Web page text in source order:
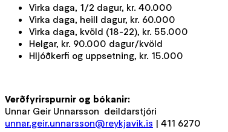
Virka daga, 1/2 dagur, kr. 40.000
Virka daga, heill dagur, kr. 60.000
Virka daga, kvöld (18-22), kr. 55.000
Helgar, kr. 90.000 dagur/kvöld
Hljóðkerfi og uppsetning, kr. 15.000
Verðfyrirspurnir og bókanir:
Unnar Geir Unnarsson deildarstjóri
unnar.geir.unnarsson@reykjavik.is | 411 6270